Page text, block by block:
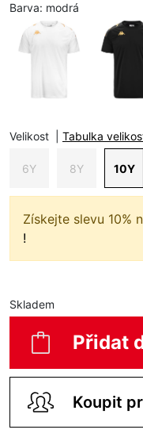
Barva: modrá
Velikost Tabulka
6Y 8Y 10Y
Získejte slevu 10%
!
Skladem
Přidat